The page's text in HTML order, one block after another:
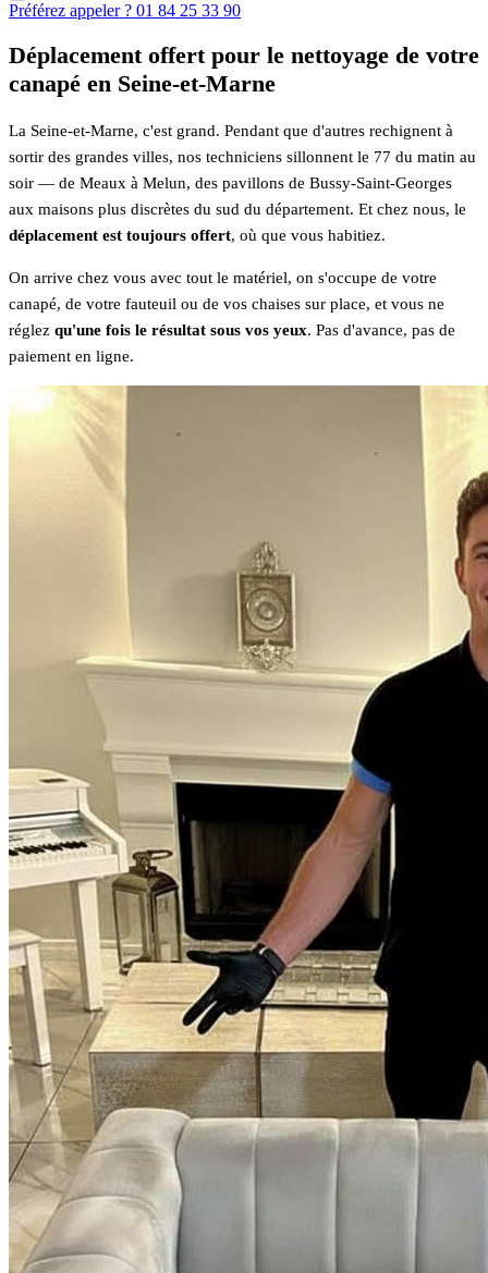
Préférez appeler ? 01 84 25 33 90
Déplacement offert pour le nettoyage de votre
canapé en Seine-et-Marne
La Seine-et-Marne, c'est grand. Pendant que d'autres rechignent à
sortir des grandes villes, nos techniciens sillonnent le 77 du matin au
soir — de Meaux à Melun, des pavillons de Bussy-Saint-Georges
aux maisons plus discrètes du sud du département. Et chez nous, le
déplacement est toujours offert, où que vous habitiez.
On arrive chez vous avec tout le matériel, on s'occupe de votre
canapé, de votre fauteuil ou de vos chaises sur place, et vous ne
réglez qu'une fois le résultat sous vos yeux. Pas d'avance, pas de
paiement en ligne.